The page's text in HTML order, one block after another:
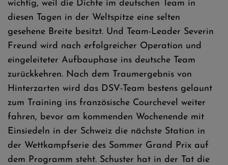
wichtig, weil die Dichte im deutschen Team in
diesen Tagen in der Weltspitze eine selten
gesehene Breite besitzt. Und Team-Leader Severin
Freund wird nach erfolgreicher Operation und
eingeleiteter Aufbauphase ins deutsche Team
zurückkehren. Nach dem Traumergebnis von
Hinterzarten wird das DSV-Team bestens gelaunt
zum Training ins französische Courchevel weiter
fahren, bevor am kommenden Wochenende mit
Einsiedeln in der Schweiz die nächste Station in
der Wettkampfserie des Sommer Grand Prix auf
dem Programm steht. Schuster hat in der Tat die